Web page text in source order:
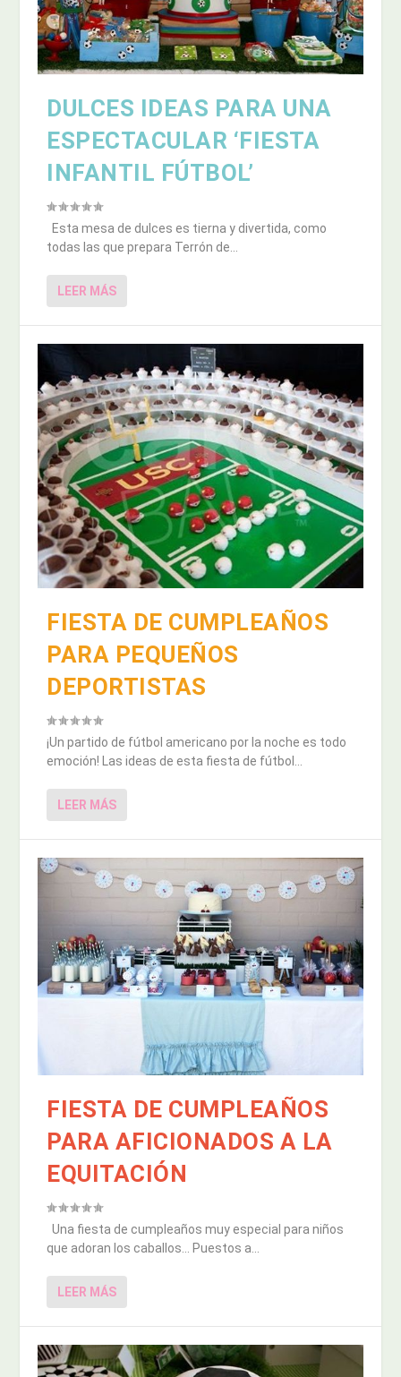
DULCES IDEAS PARA UNA
ESPECTACULAR ‘FIESTA
INFANTIL FÚTBOL’
Esta mesa de dulces es tierna y divertida, como
todas las que prepara Terrón de...
LEER MÁS
FIESTA DE CUMPLEAÑOS
PARA PEQUEÑOS
DEPORTISTAS
¡Un partido de fútbol americano por la noche es todo
emoción! Las ideas de esta fiesta de fútbol...
LEER MÁS
FIESTA DE CUMPLEAÑOS
PARA AFICIONADOS A LA
EQUITACIÓN
Una fiesta de cumpleaños muy especial para niños
que adoran los caballos… Puestos a...
LEER MÁS